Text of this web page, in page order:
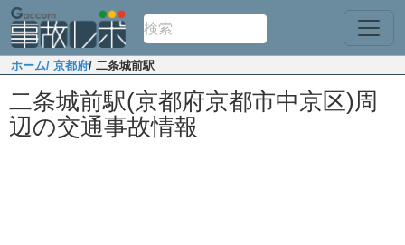
ホーム/ 京都府/ 二条城前駅
二条城前駅(京都府京都市中京区)周
辺の交通事故情報